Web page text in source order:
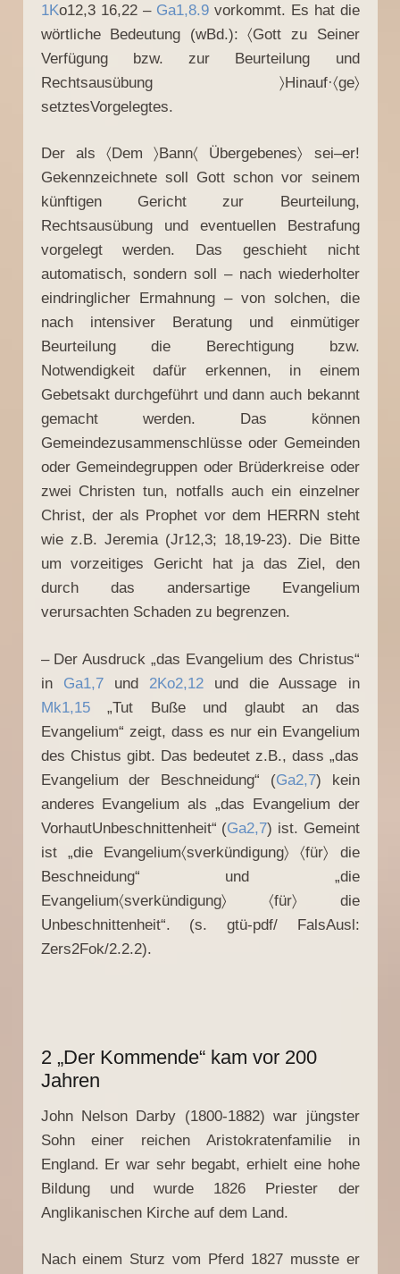
1Ko12,3 16,22 – Ga1,8.9vorkommt. Es hat die
wörtliche Bedeutung (wBd.): 〈Gott zu Seiner
Verfügung bzw. zur Beurteilung und
Rechtsausübung 〉Hinauf·〈ge〉
setztesVorgelegtes.
Der als 〈Dem 〉Bann〈 Übergebenes〉 sei–er!
Gekennzeichnete soll Gott schon vor seinem
künftigen Gericht zur Beurteilung,
Rechtsausübung und eventuellen Bestrafung
vorgelegt werden. Das geschieht nicht
automatisch, sondern soll – nach wiederholter
eindringlicher Ermahnung – von solchen, die
nach intensiver Beratung und einmütiger
Beurteilung die Berechtigung bzw.
Notwendigkeit dafür erkennen, in einem
Gebetsakt durchgeführt und dann auch bekannt
gemacht werden. Das können
Gemeindezusammenschlüsse oder Gemeinden
oder Gemeindegruppen oder Brüderkreise oder
zwei Christen tun, notfalls auch ein einzelner
Christ, der als Prophet vor dem HERRN steht
wie z.B. Jeremia (Jr12,3; 18,19-23). Die Bitte
um vorzeitiges Gericht hat ja das Ziel, den
durch das andersartige Evangelium
verursachten Schaden zu begrenzen.
– Der Ausdruck „das Evangelium des Christus“
in Ga1,7und 2Ko2,12und die Aussage in
Mk1,15„Tut Buße und glaubt an das
Evangelium“ zeigt, dass es nur ein Evangelium
des Chistus gibt. Das bedeutet z.B., dass „das
Evangelium der Beschneidung“ (Ga2,7) kein
anderes Evangelium als „das Evangelium der
VorhautUnbeschnittenheit“ (Ga2,7) ist. Gemeint
ist „die Evangelium〈sverkündigung〉 〈für〉 die
Beschneidung“ und „die
Evangelium〈sverkündigung〉 〈für〉 die
Unbeschnittenheit“. (s. gtü-pdf/ FalsAusl:
Zers2Fok/2.2.2).
2 „Der Kommende“ kam vor 200
Jahren
John Nelson Darby (1800-1882) war jüngster
Sohn einer reichen Aristokratenfamilie in
England. Er war sehr begabt, erhielt eine hohe
Bildung und wurde 1826 Priester der
Anglikanischen Kirche auf dem Land.
Nach einem Sturz vom Pferd 1827 musste er